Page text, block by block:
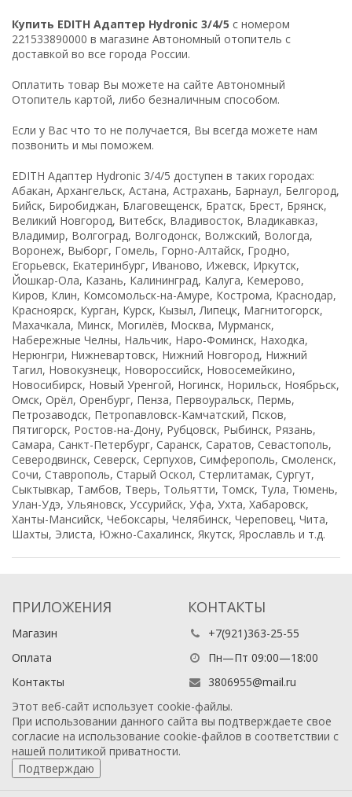
Купить EDITH Адаптер Hydronic 3/4/5 с номером
221533890000 в магазине Автономный отопитель с
доставкой во все города России.
Оплатить товар Вы можете на сайте Автономный
Отопитель картой, либо безналичным способом.
Если у Вас что то не получается, Вы всегда можете нам
позвонить и мы поможем.
EDITH Адаптер Hydronic 3/4/5 доступен в таких городах:
Абакан, Архангельск, Астана, Астрахань, Барнаул, Белгород,
Бийск, Биробиджан, Благовещенск, Братск, Брест, Брянск,
Великий Новгород, Витебск, Владивосток, Владикавказ,
Владимир, Волгоград, Волгодонск, Волжский, Вологда,
Воронеж, Выборг, Гомель, Горно-Алтайск, Гродно,
Егорьевск, Екатеринбург, Иваново, Ижевск, Иркутск,
Йошкар-Ола, Казань, Калининград, Калуга, Кемерово,
Киров, Клин, Комсомольск-на-Амуре, Кострома, Краснодар,
Красноярск, Курган, Курск, Кызыл, Липецк, Магнитогорск,
Махачкала, Минск, Могилёв, Москва, Мурманск,
Набережные Челны, Нальчик, Наро-Фоминск, Находка,
Нерюнгри, Нижневартовск, Нижний Новгород, Нижний
Тагил, Новокузнецк, Новороссийск, Новосемейкино,
Новосибирск, Новый Уренгой, Ногинск, Норильск, Ноябрьск,
Омск, Орёл, Оренбург, Пенза, Первоуральск, Пермь,
Петрозаводск, Петропавловск-Камчатский, Псков,
Пятигорск, Ростов-на-Дону, Рубцовск, Рыбинск, Рязань,
Самара, Санкт-Петербург, Саранск, Саратов, Севастополь,
Северодвинск, Северск, Серпухов, Симферополь, Смоленск,
Сочи, Ставрополь, Старый Оскол, Стерлитамак, Сургут,
Сыктывкар, Тамбов, Тверь, Тольятти, Томск, Тула, Тюмень,
Улан-Удэ, Ульяновск, Уссурийск, Уфа, Ухта, Хабаровск,
Ханты-Мансийск, Чебоксары, Челябинск, Череповец, Чита,
Шахты, Элиста, Южно-Сахалинск, Якутск, Ярославль и т.д.
ПРИЛОЖЕНИЯ
Магазин
Оплата
Контакты
КОНТАКТЫ
+7(921)363-25-55
Пн—Пт 09:00—18:00
3806955@mail.ru
Этот веб-сайт использует cookie-файлы.
При использовании данного сайта вы подтверждаете свое
согласие на использование cookie-файлов в соответствии с
нашей политикой приватности.
Подтверждаю